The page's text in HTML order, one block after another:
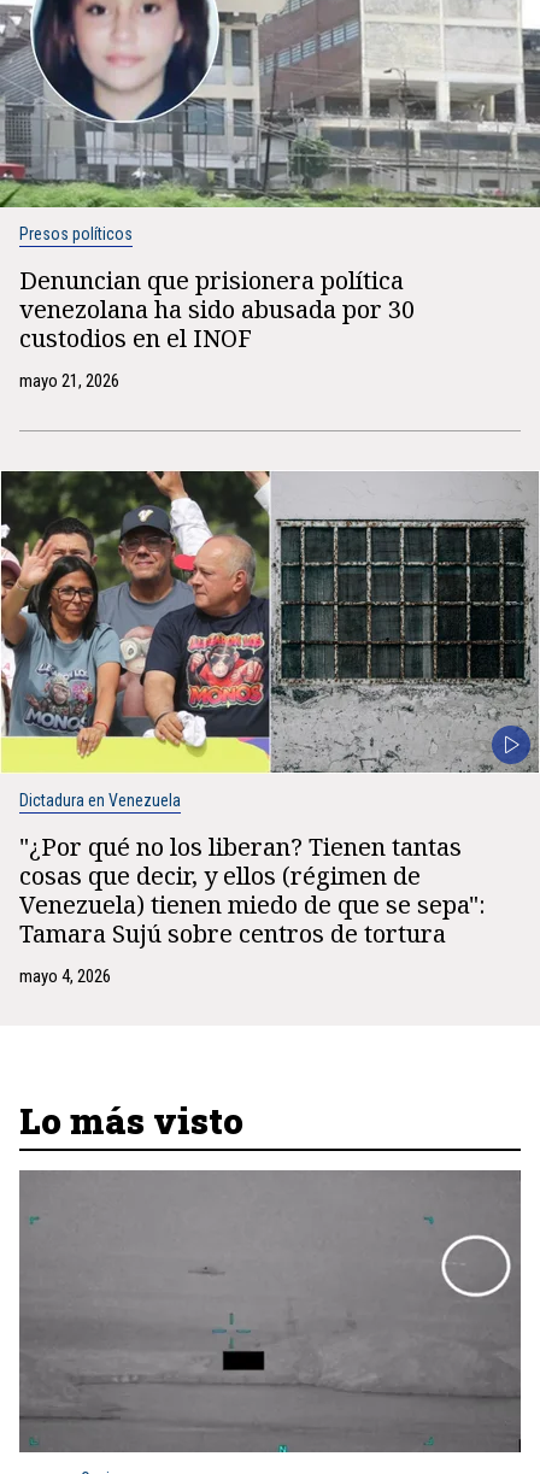
Presos políticos
Denuncian que prisionera política
venezolana ha sido abusada por 30
custodios en el INOF
mayo 21, 2026
Dictadura en Venezuela
"¿Por qué no los liberan? Tienen tantas
cosas que decir, y ellos (régimen de
Venezuela) tienen miedo de que se sepa":
Tamara Sujú sobre centros de tortura
mayo 4, 2026
Lo más visto